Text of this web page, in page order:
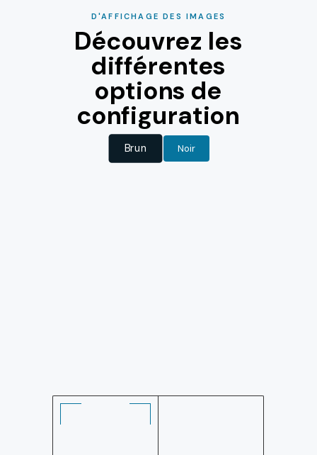
D'AFFICHAGE DES IMAGES
Découvrez les
différentes
options de
configuration
Brun Noir